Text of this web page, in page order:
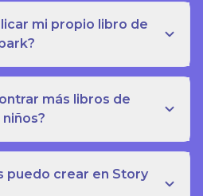
mi propio libro de
más libros de
puedo crear en Story